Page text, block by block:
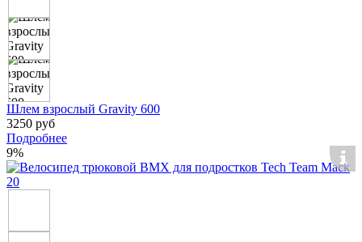
Шлем взрослый Gravity 600
3250 руб
Подробнее
9%